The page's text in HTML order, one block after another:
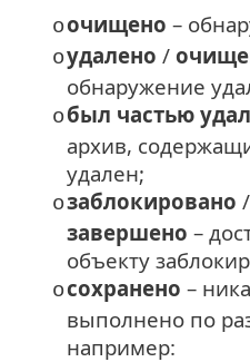
oочищено –
oудалено /
обнаружение
oбыл частью
архив,
удален;
oзаблокировано /
завершено –
объекту
oсохранено –
выполнено по
например: